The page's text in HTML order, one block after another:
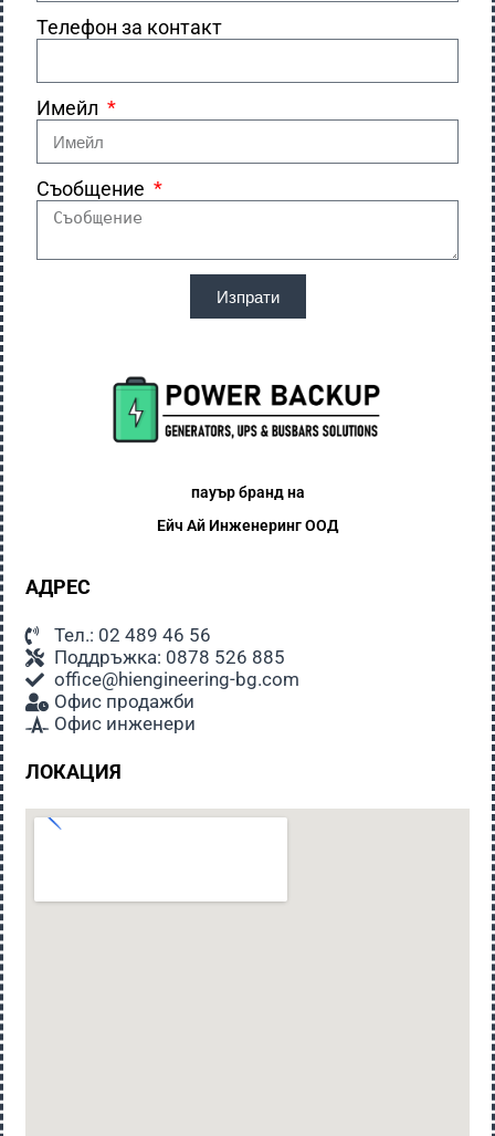
Телефон за контакт
Имейл
Съобщение
Изпрати
пауър бранд на
Ейч АйИнженеринг ООД
АДРЕС
Тел.: 02 489 46 56
Поддръжка: 0878 526 885
office@hiengineering-bg.com
Офис продажби
Офис инженери
ЛОКАЦИЯ